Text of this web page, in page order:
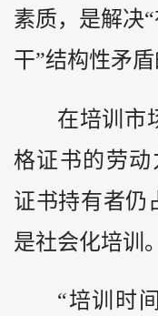
素质，是解决
干”结构性矛盾
在培训市
格证书的劳动
证书持有者仍
是社会化培训。
“培训时